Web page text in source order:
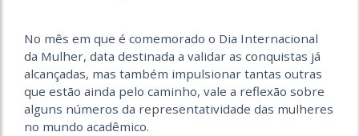
No mês em que é comemorado o Dia Internacional
da Mulher, data destinada a validar as conquistas já
alcançadas, mas também impulsionar tantas outras
que estão ainda pelo caminho, vale a reflexão sobre
alguns números da representatividade das mulheres
no mundo acadêmico.